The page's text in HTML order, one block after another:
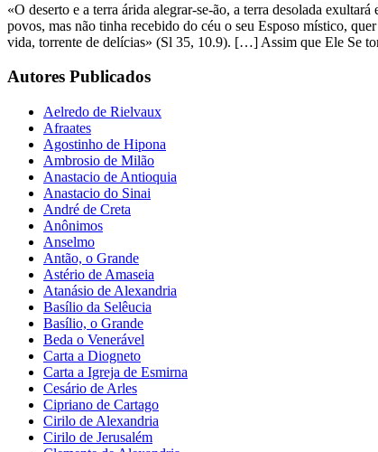
«O deserto e a terra árida alegrar-se-ão, a terra desolada
povos, mas não tinha recebido do céu o seu Esposo místico,
vida, torrente de delícias» (Sl 35, 10.9). […] Assim que Ele Se
Autores Publicados
Aelredo de Rielvaux
Afraates
Agostinho de Hipona
Ambrosio de Milão
Anastacio de Antioquia
Anastacio do Sinai
André de Creta
Anônimos
Anselmo
Antão, o Grande
Astério de Amaseia
Atanásio de Alexandria
Basílio da Selêucia
Basílio, o Grande
Beda o Venerável
Carta a Diogneto
Carta a Igreja de Esmirna
Cesário de Arles
Cipriano de Cartago
Cirilo de Alexandria
Cirilo de Jerusalém